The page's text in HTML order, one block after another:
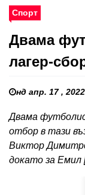
Спорт
Двама
лагер-
нд апр. 17 , 2022
Двама
отбор в тази
Виктор
докато за